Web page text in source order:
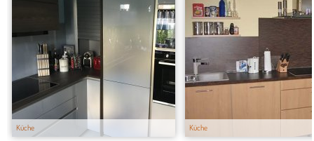
Küche Küche